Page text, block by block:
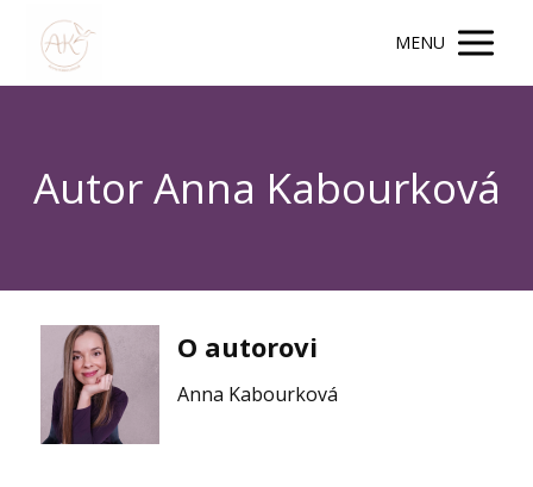
MENU
Autor Anna Kabourková
O autorovi
Anna Kabourková